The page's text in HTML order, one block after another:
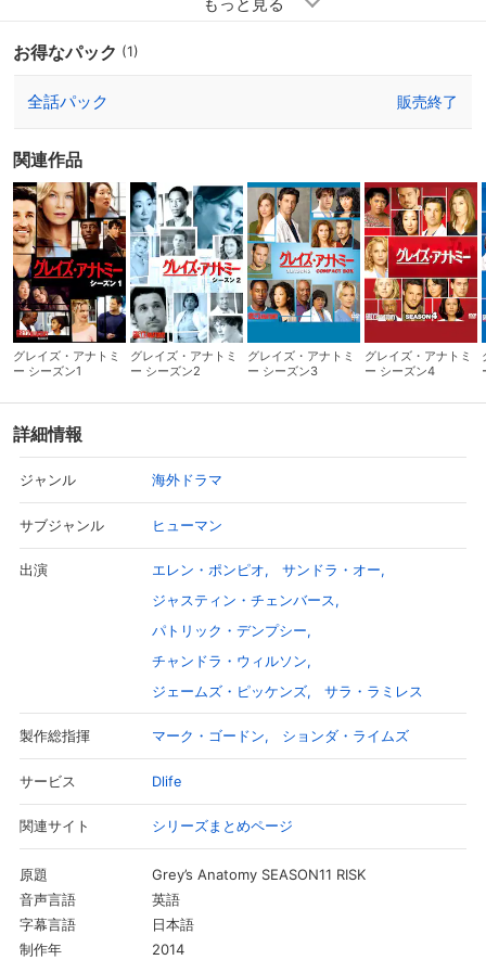
会員設定 会員情報
クを支持。対立が続く中、デレクは大統領の特別補佐官から、ワシ
頃、ハントとカリーによってロボット義足の被験者に選ばれた青年
じたカリーは、プロジェクトから降りたいとオーウェンに申し出
お得なパック (1)
全話パック 販売終了
関連作品
グレイズ・アナトミ
ー シーズン1
グレイズ・アナトミ
ー シーズン2
グレイズ・アナトミ
ー シーズン3
グレイズ・アナトミ
ー シーズン4
詳細情報
ジャンル 海外ドラマ
サブジャンル ヒューマン
出演 エレン・ポンピオ
サンドラ・オー
ジャスティン・チェンバース
パトリック・デンプシー
チャンドラ・ウィルソン
ジェームズ・ピッケンズ
サラ・ラミレス
製作総指揮 マーク・ゴードン ションダ・ライムズ
サービス Dlife
関連サイト シリーズまとめページ
原題 Grey’s Anatomy SEASON11 RISK
音声言語 英語
字幕言語 日本語
制作年 2014